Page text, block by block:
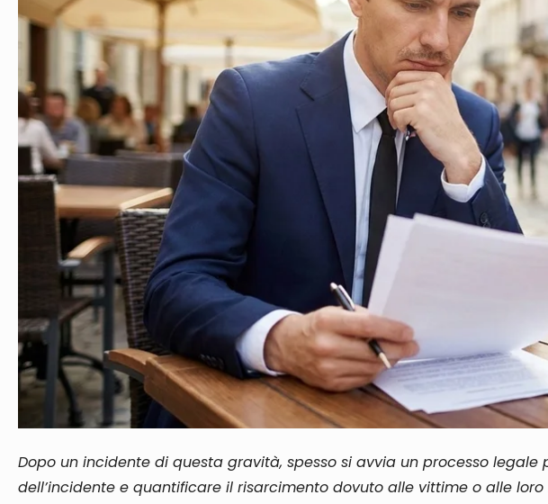
Dopo un incidente di questa gravità, spesso si avvia un processo
dell’incidente e quantificare il risarcimento dovuto alle vittime o alle